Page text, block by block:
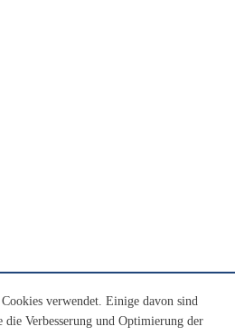
verwendet. Einige davon sind
die Verbesserung und Optimierung der